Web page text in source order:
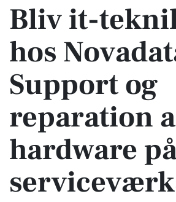
Bliv it-
hos
Support og
reparation
hardware